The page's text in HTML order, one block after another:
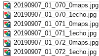
20190907_01_070_0maps.jpg
20190907_01_070_1echo.jpg
20190907_01_071_0maps.jpg
20190907_01_071_1echo.jpg
20190907_01_072_0maps.jpg
20190907_01_072_1echo.jpg